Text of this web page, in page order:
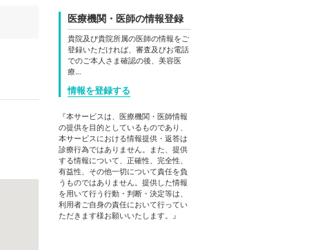
医療機関・医師の情報登録
貴院及び貴院所属の医師の情報をご
登録いただければ、審査及びお電話
でのご本人さま確認の後、美容医
療…
情報を登録する
『本サービスは、医療機関・医師情報
の提供を目的としているものであり、
本サービスにおける情報提供・返答は
診療行為ではありません。また、提供
する情報について、正確性、完全性、
有益性、その他一切について責任を負
うものではありません。提供した情報
を用いて行う行動・判断・決定等は、
利用者ご自身の責任において行ってい
ただきます様お願いいたします。』